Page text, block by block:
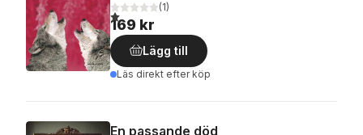
1,0utav 5 stjärnor. Totalt antal röster:
(1)
169 kr
Lägg till
Läs direkt efter köp
En passande död